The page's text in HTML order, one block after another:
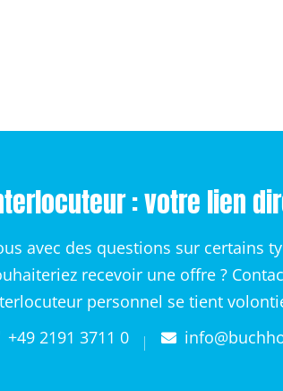
: votre lien
avec des questions sur certains
recevoir une offre ?
personnel se tient
+49 2191 3711 0